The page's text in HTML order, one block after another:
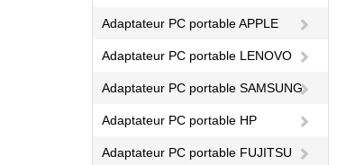
Adaptateur PC portable APPLE
Adaptateur PC portable LENOVO
Adaptateur PC portable SAMSUNG
Adaptateur PC portable HP
Adaptateur PC portable FUJITSU